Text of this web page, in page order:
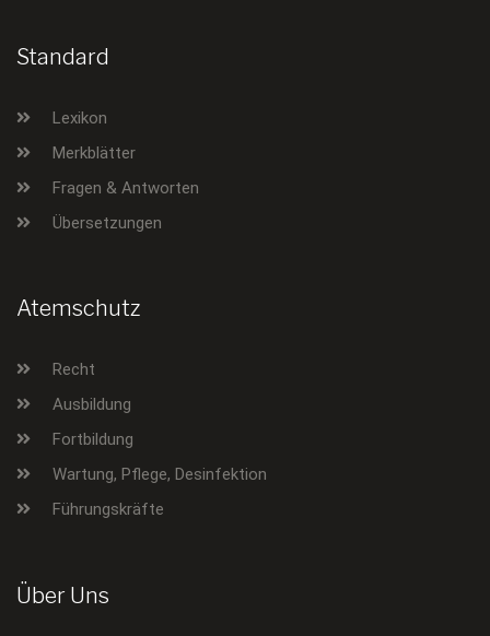
Standard
Lexikon
Merkblätter
Fragen & Antworten
Übersetzungen
Atemschutz
Recht
Ausbildung
Fortbildung
Wartung, Pflege, Desinfektion
Führungskräfte
Über Uns